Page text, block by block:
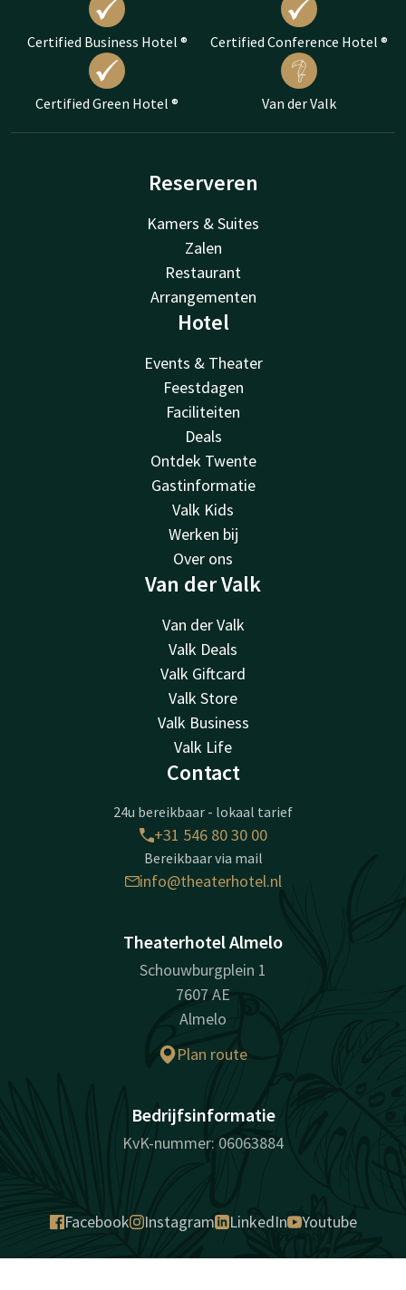
Certified Business Hotel ® Certified Conference Hotel ®
Certified Green Hotel ® Van der Valk
Reserveren
Kamers & Suites
Zalen
Restaurant
Arrangementen
Hotel
Events & Theater
Feestdagen
Faciliteiten
Deals
Ontdek Twente
Gastinformatie
Valk Kids
Werken bij
Over ons
Van der Valk
Van der Valk
Valk Deals
Valk Giftcard
Valk Store
Valk Business
Valk Life
Contact
24u bereikbaar - lokaal tarief
+31 546 80 30 00
Bereikbaar via mail
info@theaterhotel.nl
Theaterhotel Almelo
Schouwburgplein 1
7607 AE
Almelo
Plan route
Bedrijfsinformatie
KvK-nummer: 06063884
Facebook Instagram LinkedIn Youtube